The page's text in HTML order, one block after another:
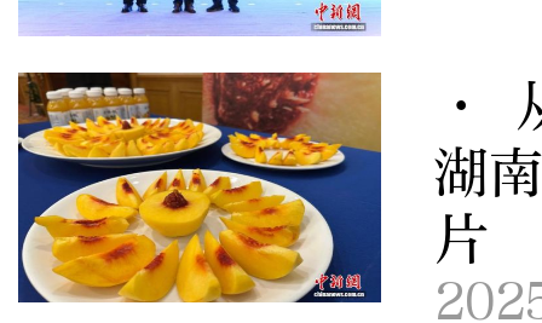
·
湖
片